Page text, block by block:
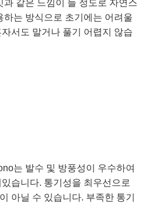
과 같은 느낌이 들 정도로 자연스
하는 방식으로 초기에는 어려울
서도 말거나 풀기 어렵지 않습
는 발수 및 방풍성이 우수하여
습니다. 통기성을 최우선으로
아닐 수 있습니다. 부족한 통기